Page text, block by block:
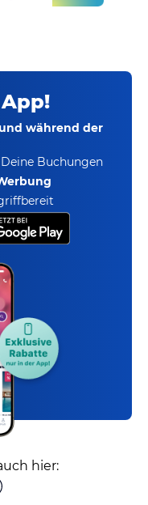
während der
Buchungen
hier: